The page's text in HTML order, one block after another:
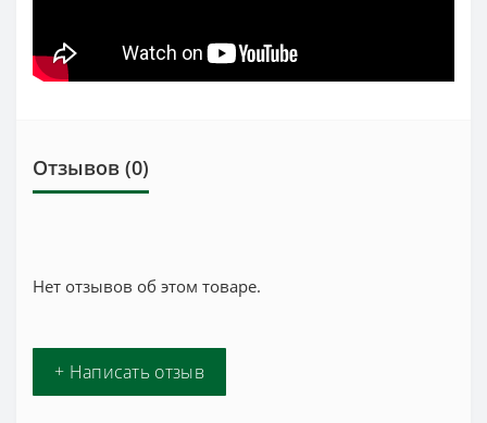
Отзывов (0)
Нет отзывов об этом товаре.
+ Написать отзыв